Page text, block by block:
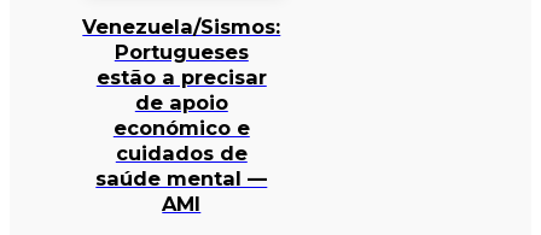
Venezuela/Sismos:
Portugueses
estão a precisar
de apoio
económico e
cuidados de
saúde mental —
AMI